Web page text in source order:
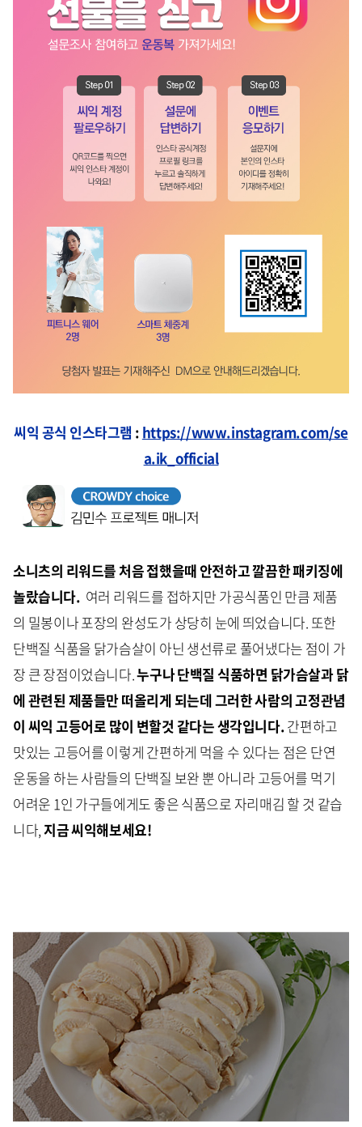
씨익 공식 인스타그램 : https://www.instagram.com/se
a.ik_official
소니츠의 리워드를 처음 접했을때 안전하고 깔끔한 패키징에
놀랐습니다. 여러 리워드를 접하지만 가공식품인 만큼 제품
의 밀봉이나 포장의 완성도가 상당히 눈에 띄었습니다. 또한
단백질 식품을 닭가슴살이 아닌 생선류로 풀어냈다는 점이 가
장 큰 장점이었습니다.누구나 단백질 식품하면 닭가슴살과 닭
에 관련된 제품들만 떠올리게 되는데 그러한 사람의 고정관념
이 씨익 고등어로 많이 변할것 같다는 생각입니다.간편하고
맛있는 고등어를 이렇게 간편하게 먹을 수 있다는 점은 단연
운동을 하는 사람들의 단백질 보완 뿐 아니라 고등어를 먹기
어려운 1인 가구들에게도 좋은 식품으로 자리매김 할 것 같습
니다,지금 씨익해보세요!